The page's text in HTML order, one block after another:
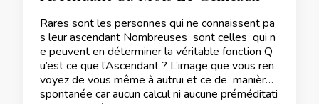
Rares sont les personnes qui ne connaissent pa
s leur ascendant Nombreuses sont celles qui n
e peuvent en déterminer la véritable fonction Q
u’est ce que l’Ascendant ? L’image que vous ren
voyez de vous même à autrui et ce de manière
spontanée car aucun calcul ni aucune préméditati